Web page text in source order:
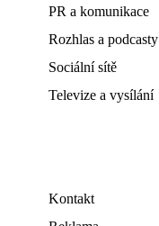
PR a komunikace
Rozhlas a podcasty
Sociální sítě
Televize a vysílání
Kontakt